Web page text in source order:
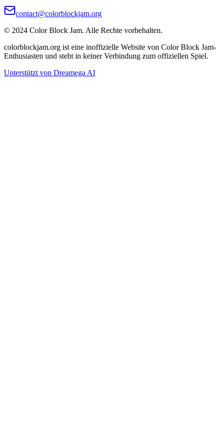
contact@colorblockjam.org
© 2024 Color Block Jam. Alle Rechte vorbehalten.
colorblockjam.org ist eine inoffizielle Website von Color Block Jam-
Enthusiasten und steht in keiner Verbindung zum offiziellen Spiel.
Unterstützt von Dreamega AI